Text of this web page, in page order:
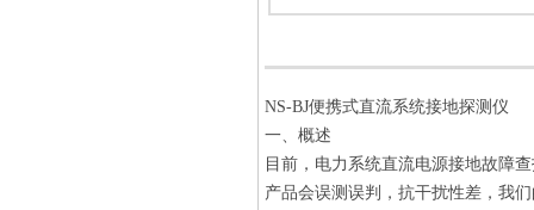
NS-BJ便携式直流系统接地探测仪
一、概述
目前，电力系统直流电源接地故障
产品会误测误判，抗干扰性差，我